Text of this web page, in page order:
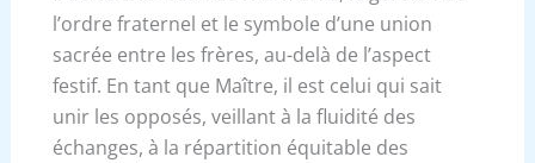
l’ordre fraternel et le symbole d’une union
sacrée entre les frères, au-delà de l’aspect
festif. En tant que Maître, il est celui qui sait
unir les opposés, veillant à la fluidité des
échanges, à la répartition équitable des